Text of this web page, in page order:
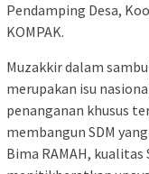
Pendamping Desa,
KOMPAK.
Muzakkir dalam
merupakan isu
penanganan khusus
membangun SDM
Bima RAMAH, kualitas